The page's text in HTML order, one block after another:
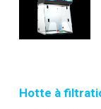
Hotte à